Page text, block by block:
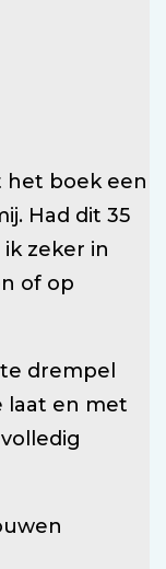
het boek een
Had dit 35
zeker in
of op
drempel
laat en met